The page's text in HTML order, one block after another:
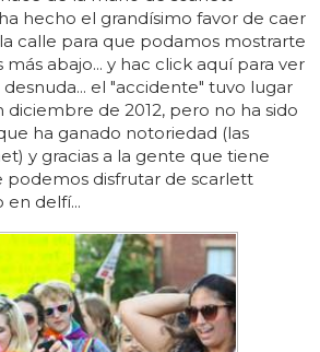
hecho el grandísimo favor de caer
calle para que podamos mostrarte
abajo... y hac click aquí para ver
el "accidente" tuvo lugar
diciembre de 2012, pero no ha sido
ha ganado notoriedad (las
y gracias a la gente que tiene
disfrutar de scarlett
delfí...